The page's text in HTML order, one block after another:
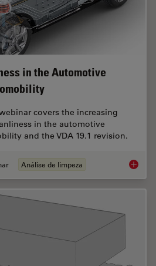
in the Automotive
covers the increasing
in the automotive
and the VDA 19.1 revision.
Análise de limpeza